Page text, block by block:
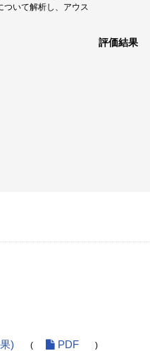
ついて解析し、アウス
評価結果
) ( PDF )